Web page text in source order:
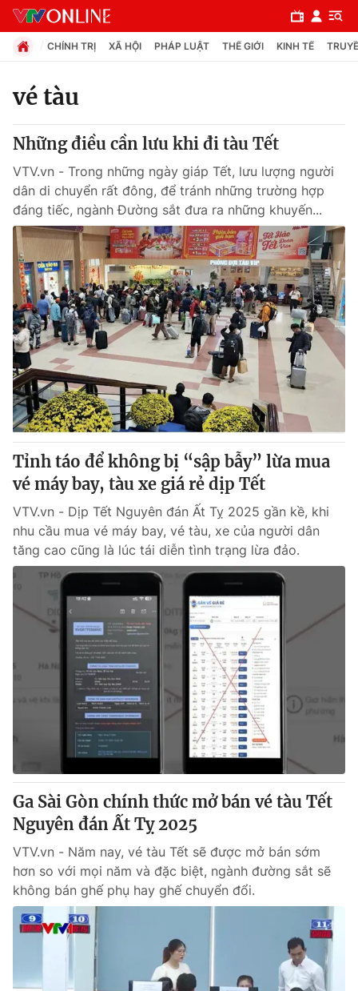
Chuyên mục
Xã hội
Pháp luật
Y tế
Thế giới
Tin tức
Thế giới đó đây
Câu chuyện quốc tế
Kinh tế
Tài chính
Thị trường
Góc doanh nghiệp
Dữ liệu và đời sống
Truyền hình
Phim VTV
Hậu trường
Nhân vật
Khán giả
Giải sao mai
Giải trí
Điện ảnh
Âm nhạc
Đời sống
Du lịch
Chất lượng cuộc sống
Giáo dục
Tuyển sinh
Học trực tuyến
Công nghệ
Hitech Công nghệ tương lai
Sản phẩm
Thị trường
Tư vấn
Giao lưu trực tuyến
Lịch phát sóng
Chuyên mục khác
Emagazine Podcast
Photo Infographic
Shorts video
CHÍNH TRỊ XÃ HỘI PHÁP LUẬT THẾ GIỚI KINH TẾ
vé tàu
Những điều cần lưu khi đi tàu Tết
VTV.vn - Trong những ngày giáp Tết, lưu lượng người
dân di chuyển rất đông, để tránh những trường hợp
đáng tiếc, ngành Đường sắt đưa ra những khuyến...
Tỉnh táo để không bị “sập bẫy” lừa mua
vé máy bay, tàu xe giá rẻ dịp Tết
VTV.vn - Dịp Tết Nguyên đán Ất Tỵ 2025 gần kề, khi
nhu cầu mua vé máy bay, vé tàu, xe của người dân
tăng cao cũng là lúc tái diễn tình trạng lừa đảo.
Ga Sài Gòn chính thức mở bán vé tàu Tết
Nguyên đán Ất Tỵ 2025
VTV.vn - Năm nay, vé tàu Tết sẽ được mở bán sớm
hơn so với mọi năm và đặc biệt, ngành đường sắt sẽ
không bán ghế phụ hay ghế chuyển đổi.